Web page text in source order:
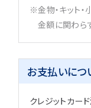
金物・キット
金額に関わら
お支払いにつ
クレジットカー